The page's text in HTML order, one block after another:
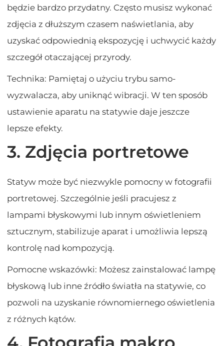
będzie bardzo przydatny. Często musisz wykonać
zdjęcia z dłuższym czasem naświetlania, aby
uzyskać odpowiednią ekspozycję i uchwycić każdy
szczegół otaczającej przyrody.
Technika: Pamiętaj o użyciu trybu samo-
wyzwalacza, aby uniknąć wibracji. W ten sposób
ustawienie aparatu na statywie daje jeszcze
lepsze efekty.
3. Zdjęcia portretowe
Statyw może być niezwykle pomocny w fotografii
portretowej. Szczególnie jeśli pracujesz z
lampami błyskowymi lub innym oświetleniem
sztucznym, stabilizuje aparat i umożliwia lepszą
kontrolę nad kompozycją.
Pomocne wskazówki: Możesz zainstalować lampę
błyskową lub inne źródło światła na statywie, co
pozwoli na uzyskanie równomiernego oświetlenia
z różnych kątów.